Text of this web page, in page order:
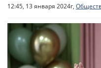
12:45, 13 января 2024г,